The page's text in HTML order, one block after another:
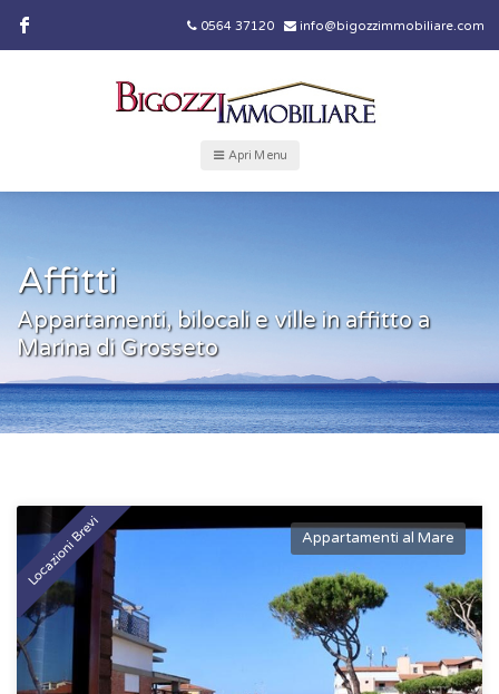
0564 37120 info@bigozzimmobiliare.com
Apri Menu
Affitti
Appartamenti, bilocali e ville in affitto a
Marina di Grosseto
Locazioni Brevi Appartamenti al Mare